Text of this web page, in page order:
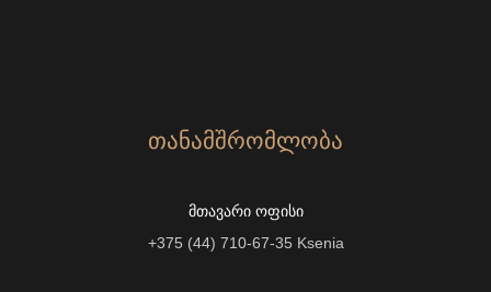
ᲗᲐᲜᲐᲛᲨᲠᲝᲛᲚᲝᲑᲐ
ᲛᲗᲐᲕᲐᲠᲘ ᲝᲤᲘᲡᲘ
+375 (44) 710-67-35 Ksenia